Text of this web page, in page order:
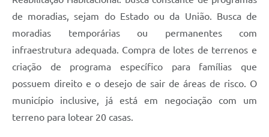
de moradias, sejam do Estado ou da União. Busca de
moradias temporárias ou permanentes com
infraestrutura adequada. Compra de lotes de terrenos e
criação de programa específico para famílias que
possuem direito e o desejo de sair de áreas de risco. O
município inclusive, já está em negociação com um
terreno para lotear 20 casas.